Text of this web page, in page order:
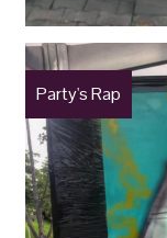
Party's Rap